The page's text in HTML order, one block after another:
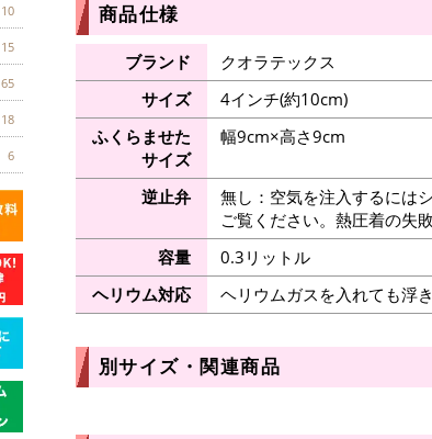
10
15
65
18
6
商品仕様
ブランド
クオラテックス
サイズ
4インチ(約10cm)
ふくらませた
サイズ
幅9cm×高さ9cm
逆止弁 無し：空気を注入するには
ご覧ください。熱圧着の失
容量
0.3リットル
ヘリウム対応
ヘリウムガスを入れても浮き
別サイズ・関連商品